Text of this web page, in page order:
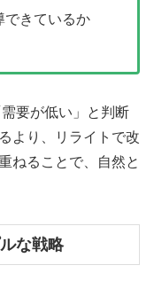
できているか
要が低い」と判断
より、リライトで改
ねることで、自然と
な戦略